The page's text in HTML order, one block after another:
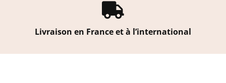

Livraison en France et à l’international